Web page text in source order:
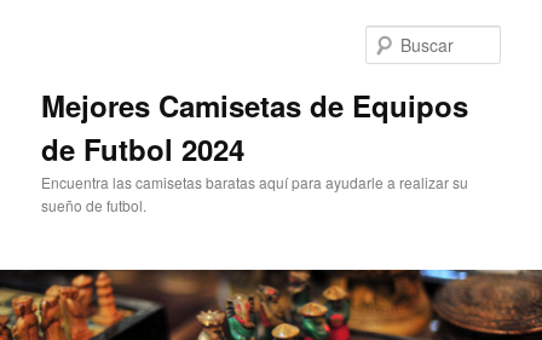
Mejores Camisetas de Equipos
de Futbol 2024
Encuentra las camisetas baratas aquí para ayudarle a realizar su
sueño de futbol.